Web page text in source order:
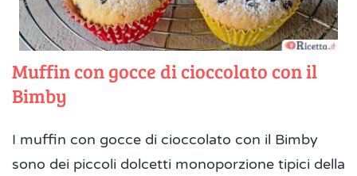
Muffin con gocce di cioccolato con il
Bimby
I muffin con gocce di cioccolato con il Bimby
sono dei piccoli dolcetti monoporzione tipici della